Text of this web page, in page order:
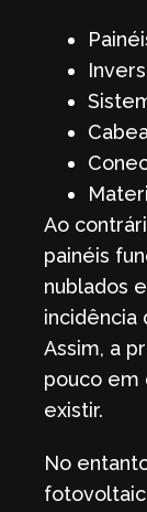
Ao
painéis
nublados
incidência
Assim, a
pouco em
existir.
No